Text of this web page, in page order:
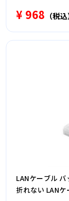
¥ 968 （税込
LANケーブル
折れない LAN